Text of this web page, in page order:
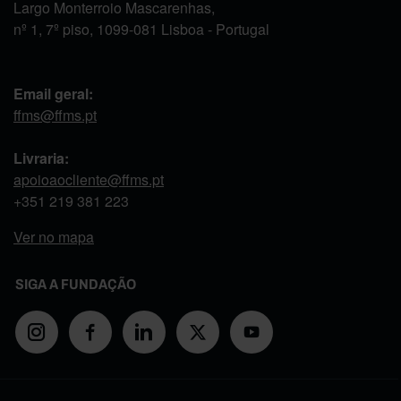
Largo Monterroio Mascarenhas,
nº 1, 7º piso, 1099-081 Lisboa - Portugal
Email geral:
ffms@ffms.pt
Livraria:
apoioaocliente@ffms.pt
+351 219 381 223
Ver no mapa
SIGA A FUNDAÇÃO